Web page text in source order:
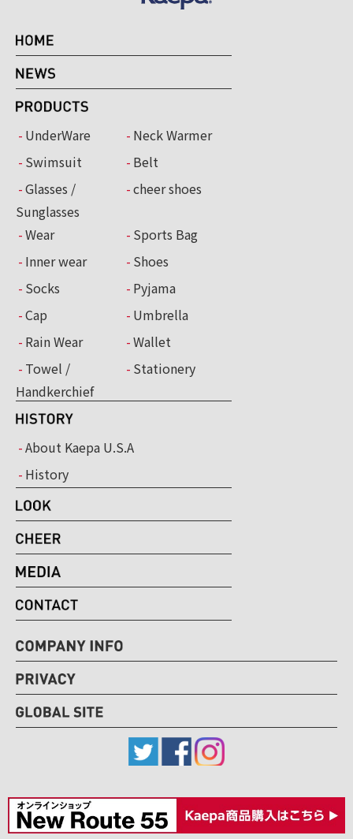
UnderWare
Neck Warmer
Swimsuit
Belt
Glasses /
Sunglasses
cheer shoes
Wear
Sports Bag
Inner wear
Shoes
Socks
Pyjama
Cap
Umbrella
Rain Wear
Wallet
Towel /
Handkerchief
Stationery
About Kaepa U.S.A
History